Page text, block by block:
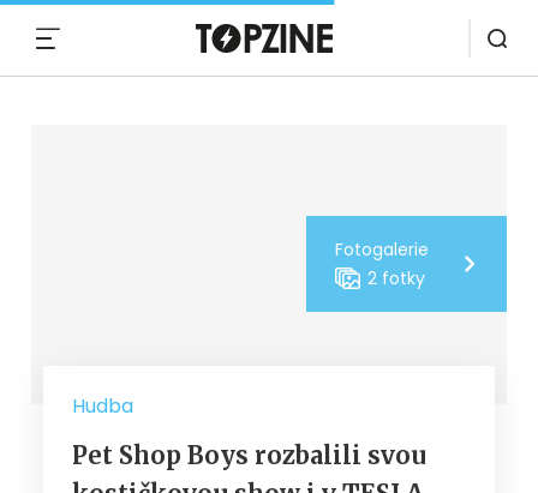
Fotogalerie
2 fotky
Hudba
Pet Shop Boys rozbalili svou